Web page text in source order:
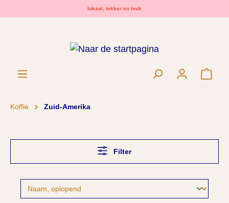
lokaal, lekker en leuk
Koffie Zuid-Amerika
Filter